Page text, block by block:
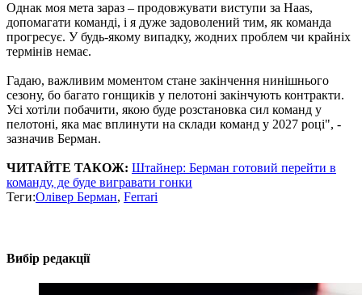
Однак моя мета зараз – продовжувати виступи за Haas,
допомагати команді, і я дуже задоволений тим, як команда
прогресує. У будь-якому випадку, жодних проблем чи крайніх
термінів немає.
Гадаю, важливим моментом стане закінчення нинішнього
сезону, бо багато гонщиків у пелотоні закінчують контракти.
Усі хотіли побачити, якою буде розстановка сил команд у
пелотоні, яка має вплинути на склади команд у 2027 році", -
зазначив Берман.
ЧИТАЙТЕ ТАКОЖ: Штайнер: Берман готовий перейти в
команду, де буде вигравати гонки
Теги:Олівер Берман, Ferrari
Вибір редакції